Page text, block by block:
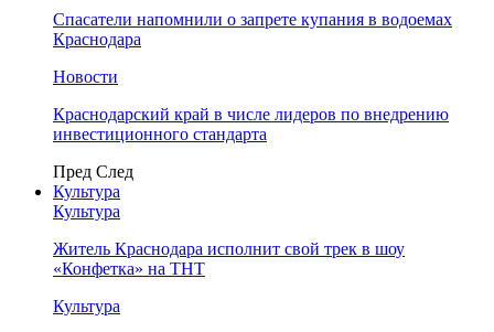
Спасатели напомнили о запрете купания в водоемах
Краснодара
Новости
Краснодарский край в числе лидеров по внедрению
инвестиционного стандарта
Пред След
Культура
Культура
Житель Краснодара исполнит свой трек в шоу
«Конфетка» на ТНТ
Культура